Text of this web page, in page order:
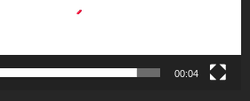
00:04